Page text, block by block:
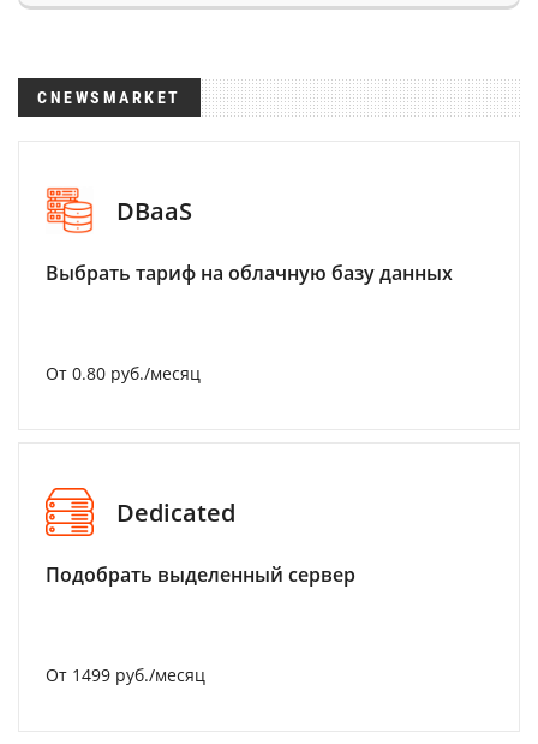
CNEWSMARKET
DBaaS
Выбрать тариф на облачную базу данных
От 0.80 руб./месяц
Dedicated
Подобрать выделенный сервер
От 1499 руб./месяц